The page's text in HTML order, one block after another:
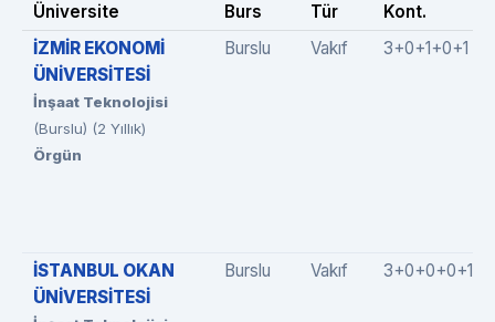
Üniversite Burs Tür
Kont.
İZMİR EKONOMİ
ÜNİVERSİTESİ
İnşaat Teknolojisi
(Burslu) (2 Yıllık)
Örgün
Burslu Vakıf 3+0+1+0+1
İSTANBUL OKAN
ÜNİVERSİTESİ
Burslu Vakıf 3+0+0+0+1